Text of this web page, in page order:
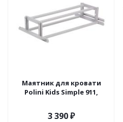
Маятник для кровати
Polini Kids Simple 911,
3 390₽